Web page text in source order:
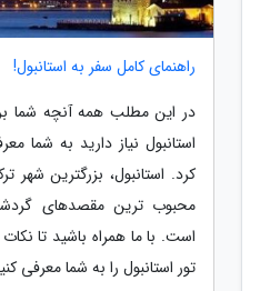
راهنمای کامل سفر به استانبول!
در این مطلب همه آنچه شما
استانبول نیاز دارید به شما
کرد. استانبول، بزرگترین شهر
محبوب ترین مقصدهای
است. با ما همراه باشید تا
تور استانبول را به شما معرفی